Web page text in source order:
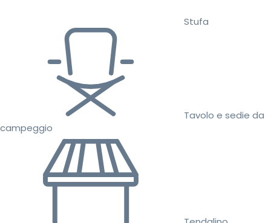
Stufa
Tavolo e sedie da
campeggio